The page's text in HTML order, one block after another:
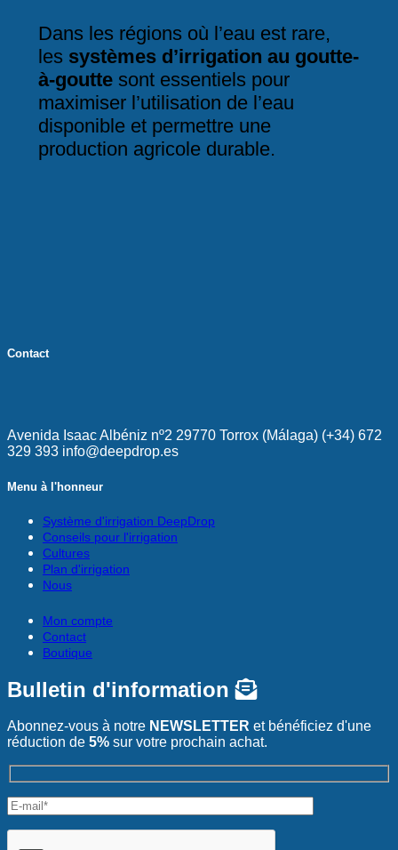
Dans les régions où l’eau est rare,
les systèmes d’irrigation au goutte-
à-gouttesont essentiels pour
maximiser l’utilisation de l’eau
disponible et permettre une
production agricole durable.
Contact
Avenida Isaac Albéniz nº2 29770 Torrox (Málaga) (+34) 672
329 393 info@deepdrop.es
Menu à l'honneur
Système d'irrigation DeepDrop
Conseils pour l'irrigation
Cultures
Plan d'irrigation
Nous
Mon compte
Contact
Boutique
Bulletin d'information
Abonnez-vous à notre NEWSLETTER et bénéficiez d'une
réduction de 5% sur votre prochain achat.